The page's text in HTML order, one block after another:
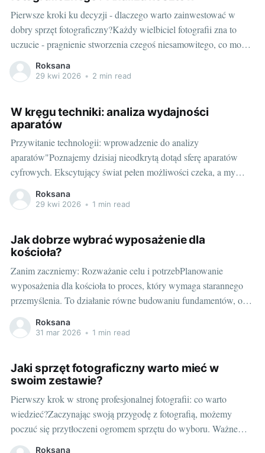
Pierwsze kroki ku decyzji - dlaczego warto zainwestować w
dobry sprzęt fotograficzny?Każdy wielbiciel fotografii zna to
uczucie - pragnienie stworzenia czegoś niesamowitego, co może
olśnić swoją braku zwykłości. Wielu z nas zaczyna swoją drogę
od prostych, kompaktowych aparatów. Z czasem jednak
Roksana
29 kwi 2026 • 2 min read
W kręgu techniki: analiza wydajności
aparatów
Przywitanie technologii: wprowadzenie do analizy
aparatów"Poznajemy dzisiaj nieodkrytą dotąd sferę aparatów
cyfrowych. Ekscytujący świat pełen możliwości czeka, a my
zanurzamy się bezpośrednio w technologiczną głębie, badając
wydajność i skuteczność różnych modeli. Wszak światło,
Roksana
29 kwi 2026 • 1 min read
Jak dobrze wybrać wyposażenie dla
kościoła?
Zanim zaczniemy: Rozważanie celu i potrzebPlanowanie
wyposażenia dla kościoła to proces, który wymaga starannego
przemyślenia. To działanie równe budowaniu fundamentów, od
których zależeć będzie dalsza przestrzeń sakralna. Narzędzia,
które wybierzesz muszą spełniać nie tylko zadania praktyczne,
Roksana
31 mar 2026 • 1 min read
Jaki sprzęt fotograficzny warto mieć w
swoim zestawie?
Pierwszy krok w stronę profesjonalnej fotografii: co warto
wiedzieć?Zaczynając swoją przygodę z fotografią, możemy
poczuć się przytłoczeni ogromem sprzętu do wyboru. Ważne
jest, abyśmy wiedzieli, do czego będziemy wykorzystywać nasz
Roksana